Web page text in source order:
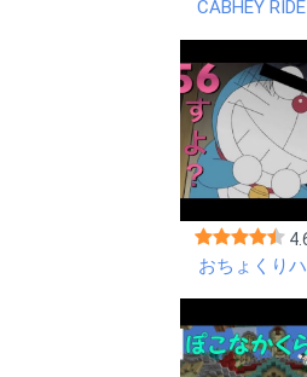
CABHEY
おちょくり